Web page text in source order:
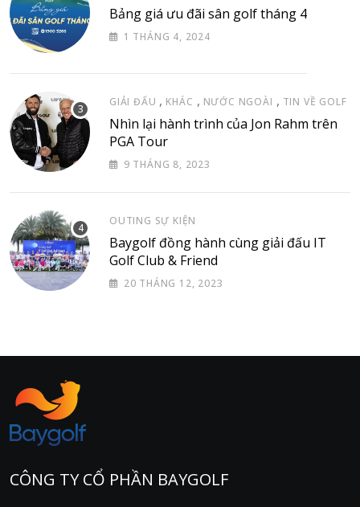
Bảng giá ưu đãi sân golf tháng 4
1 THÁNG 4, 2024
GIẢI ĐẤU , KHÁC , NƯỚC NGOÀI , TIN VỀ GOLF
Nhìn lại hành trình của Jon Rahm trên
PGA Tour
9 THÁNG 8, 2023
OUTING SỰ KIỆN
Baygolf đồng hành cùng giải đấu IT
Golf Club & Friend
20 THÁNG 12, 2023
CÔNG TY CỔ PHẦN BAYGOLF